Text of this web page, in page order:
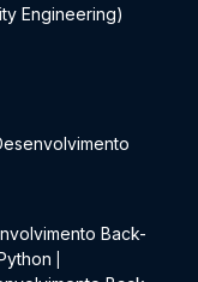
Engineering)
Back-